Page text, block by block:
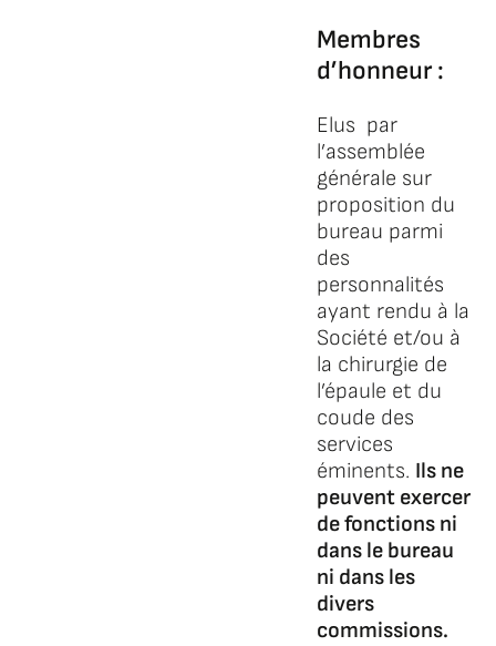
Membres
d’honneur :
Elus par
l’assemblée
générale sur
proposition du
bureau parmi
des
personnalités
ayant rendu à la
Société et/ou à
la chirurgie de
l’épaule et du
coude des
services
éminents. Ils ne
peuvent exercer
de fonctions ni
dans le bureau
ni dans les
divers
commissions.